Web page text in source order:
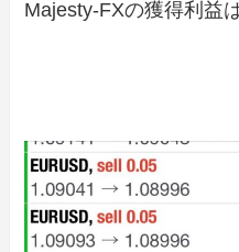
Majesty-FXの獲得利益